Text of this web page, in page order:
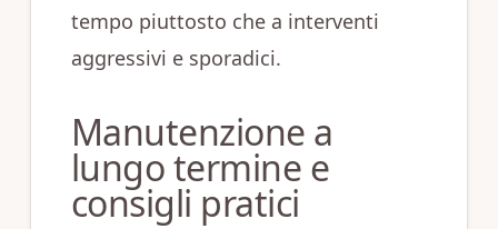
tempo piuttosto che a interventi
aggressivi e sporadici.
Manutenzione a
lungo termine e
consigli pratici